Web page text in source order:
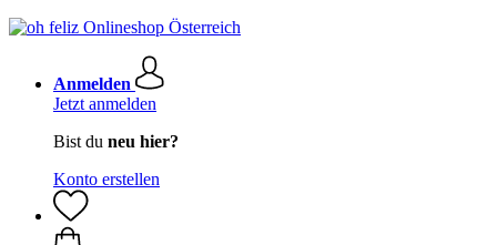
Anmelden
Jetzt anmelden
Bist du neu hier?
Konto erstellen